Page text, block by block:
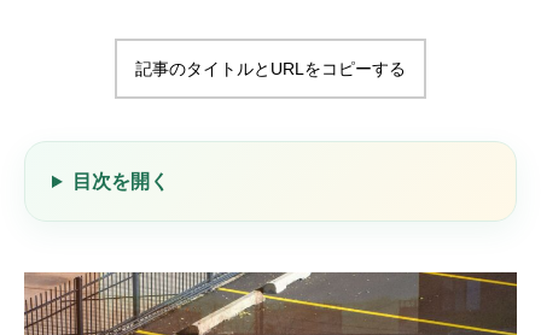
記事のタイトルとURLをコピーする
目次を開く